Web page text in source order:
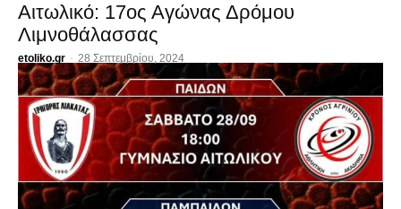
Αιτωλικό: 17ος Αγώνας Δρόμου
Λιμνοθάλασσας
etoliko.gr - 28 Σεπτεμβρίου, 2024